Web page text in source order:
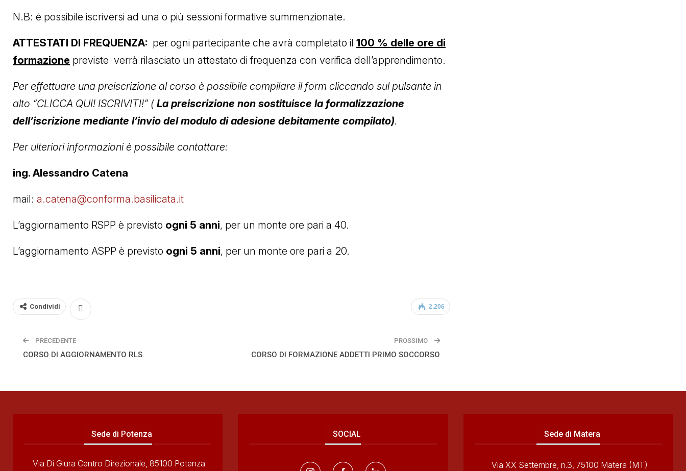
N.B: è possibile iscriversi ad una o più sessioni formative summenzionate.
ATTESTATI DI FREQUENZA: per ogni partecipante che avrà completato il 100 % delle ore di
formazione previste verrà rilasciato un attestato di frequenza con verifica dell’apprendimento.
Per effettuare una preiscrizione al corso è possibile compilare il form cliccando sul pulsante in
alto “CLICCA QUI! ISCRIVITI!” ( La preiscrizione non sostituisce la formalizzazione
dell’iscrizione mediante l’invio del modulo di adesione debitamente compilato).
Per ulteriori informazioni è possibile contattare:
ing. Alessandro Catena
mail: a.catena@conforma.basilicata.it
L’aggiornamento RSPP è previsto ogni 5 anni, per un monte ore pari a 40.
L’aggiornamento ASPP è previsto ogni 5 anni, per un monte ore pari a 20.
2.206
Condividi
PRECEDENTE
CORSO DI AGGIORNAMENTO RLS
PROSSIMO
CORSO DI FORMAZIONE ADDETTI PRIMO SOCCORSO
Sede di Potenza
Via Di Giura Centro Direzionale, 85100 Potenza
SOCIAL Sede di Matera
Via XX Settembre, n.3, 75100 Matera (MT)